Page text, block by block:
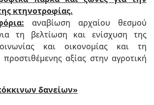
κτηνοτροφίας.
αναβίωση αρχαίου θεσμού
τη βελτίωση και ενίσχυση της
και οικονομίας και τη
προστιθέμενης αξίας στην αγροτική
δανείων»